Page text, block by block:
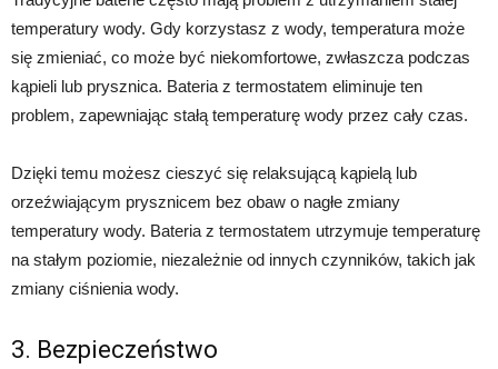
temperatury wody. Gdy korzystasz z wody, temperatura może
się zmieniać, co może być niekomfortowe, zwłaszcza podczas
kąpieli lub prysznica. Bateria z termostatem eliminuje ten
problem, zapewniając stałą temperaturę wody przez cały czas.
Dzięki temu możesz cieszyć się relaksującą kąpielą lub
orzeźwiającym prysznicem bez obaw o nagłe zmiany
temperatury wody. Bateria z termostatem utrzymuje temperaturę
na stałym poziomie, niezależnie od innych czynników, takich jak
zmiany ciśnienia wody.
3. Bezpieczeństwo